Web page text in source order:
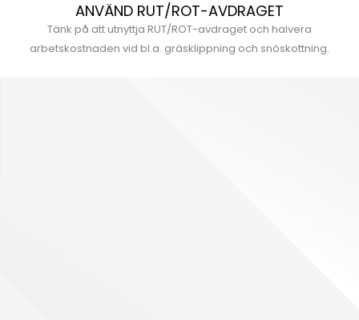
ANVÄND RUT/ROT-AVDRAGET
Tänk på att utnyttja RUT/ROT-avdraget och halvera
arbetskostnaden vid bl.a. gräsklippning och snöskottning.